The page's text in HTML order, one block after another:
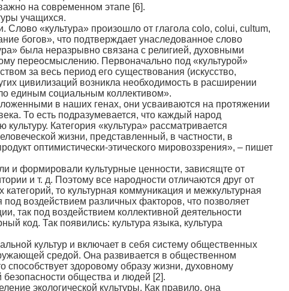
на современном этапе [6].
учащихся.
«культура» произошло от глагола colo, colui, cultum,
богов», что подтверждает унаследованное слово
была неразрывно связана с религией, духовными
переосмыслению. Первоначально под «культурой»
за весь период его существования (искусство,
цивилизаций возникла необходимость в расширении
единым социальным коллективом».
в наших генах, они усваиваются на протяжении
То есть подразумевается, что каждый народ
Категория «культура» рассматривается
жизни, представленный, в частности, в
оптимистически-этического мировоззрения», – пишет
и формировали культурные ценности, зависящте от
и т. д. Поэтому все народности отличаются друг от
то культурная коммуникация и межкультурная
воздействием различных факторов, что позволяет
так под воздействием коллективной деятельности
код. Так появились: культура языка, культура
культур и включает в себя систему общественных
средой. Она развивается в общественном
способствует здоровому образу жизни, духовному
безопасности общества и людей [2].
экологической культуры. Как правило, она